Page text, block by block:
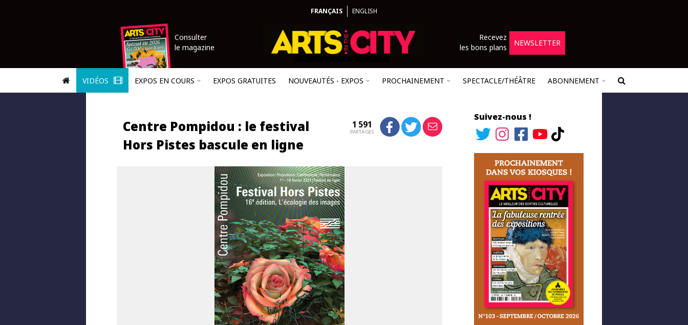
FRANÇAIS ENGLISH
Consulter
le magazine
Recevez
les bons plans
NEWSLETTER
VIDÉOS EXPOS EN COURS EXPOS GRATUITES NOUVEAUTÉS - EXPOS PROCHAINEMENT SPECTACLE/THÉÂTRE ABONNEMENT
Centre Pompidou : le festival
Hors Pistes bascule en ligne
1 591
PARTAGES
Suivez-nous !